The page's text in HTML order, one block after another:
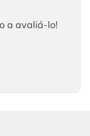
a avaliá-lo!